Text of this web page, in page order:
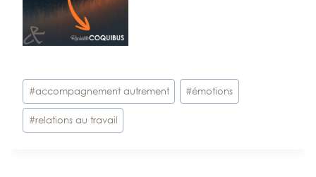
Étiquettes
de
la
#accompagnement autrement #émotions
#relations au travail